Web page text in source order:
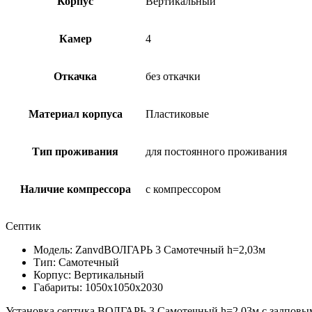
Камер 4
Откачка без откачки
Материал корпуса Пластиковые
Тип проживания для постоянного проживания
Наличие компрессора с компрессором
Септик
Модель: ZanvdВОЛГАРЬ 3 Самотечный h=2,03м
Тип: Самотечный
Корпус: Вертикальный
Габариты: 1050х1050х2030